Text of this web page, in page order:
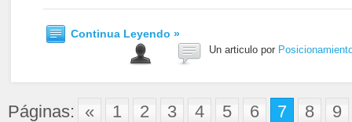
Continua Leyendo »
Un articulo por
Páginas: « 1 2 3 4 5 6 7 8 9